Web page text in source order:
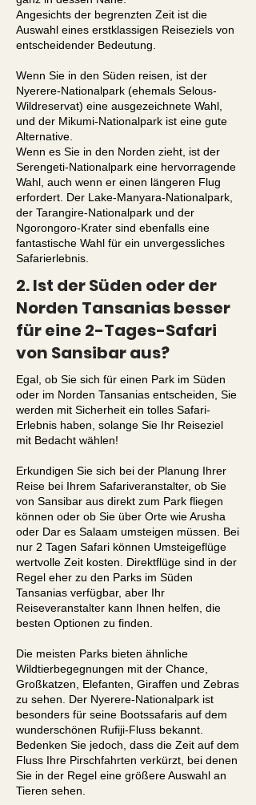
Angesichts der begrenzten Zeit ist die
Auswahl eines erstklassigen Reiseziels von
entscheidender Bedeutung.
Wenn Sie in den Süden reisen, ist der
Nyerere-Nationalpark (ehemals Selous-
Wildreservat) eine ausgezeichnete Wahl,
und der Mikumi-Nationalpark ist eine gute
Alternative.
Wenn es Sie in den Norden zieht, ist der
Serengeti-Nationalpark eine hervorragende
Wahl, auch wenn er einen längeren Flug
erfordert. Der Lake-Manyara-Nationalpark,
der Tarangire-Nationalpark und der
Ngorongoro-Krater sind ebenfalls eine
fantastische Wahl für ein unvergessliches
Safarierlebnis.
2. Ist der Süden oder der
Norden Tansanias besser
für eine 2-Tages-Safari
von Sansibar aus?
Egal, ob Sie sich für einen Park im Süden
oder im Norden Tansanias entscheiden, Sie
werden mit Sicherheit ein tolles Safari-
Erlebnis haben, solange Sie Ihr Reiseziel
mit Bedacht wählen!
Erkundigen Sie sich bei der Planung Ihrer
Reise bei Ihrem Safariveranstalter, ob Sie
von Sansibar aus direkt zum Park fliegen
können oder ob Sie über Orte wie Arusha
oder Dar es Salaam umsteigen müssen. Bei
nur 2 Tagen Safari können Umsteigeflüge
wertvolle Zeit kosten. Direktflüge sind in der
Regel eher zu den Parks im Süden
Tansanias verfügbar, aber Ihr
Reiseveranstalter kann Ihnen helfen, die
besten Optionen zu finden.
Die meisten Parks bieten ähnliche
Wildtierbegegnungen mit der Chance,
Großkatzen, Elefanten, Giraffen und Zebras
zu sehen. Der Nyerere-Nationalpark ist
besonders für seine Bootssafaris auf dem
wunderschönen Rufiji-Fluss bekannt.
Bedenken Sie jedoch, dass die Zeit auf dem
Fluss Ihre Pirschfahrten verkürzt, bei denen
Sie in der Regel eine größere Auswahl an
Tieren sehen.